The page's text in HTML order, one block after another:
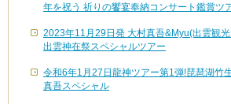
年を祝う 祈りの饗宴奉納コンサート鑑賞ツ
2023年11月29日発 大村真吾&Myu(出雲観
出雲神在祭スペシャルツアー
令和6年1月27日龍神ツアー第1弾!琵琶湖竹
真吾スペシャル